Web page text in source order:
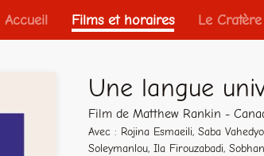
Accueil Films et horaires Le
Une langue
Film de Matthew Rankin -
Avec : Rojina Esmaeili, Saba
Soleymanlou, Ila Firouzabadi,